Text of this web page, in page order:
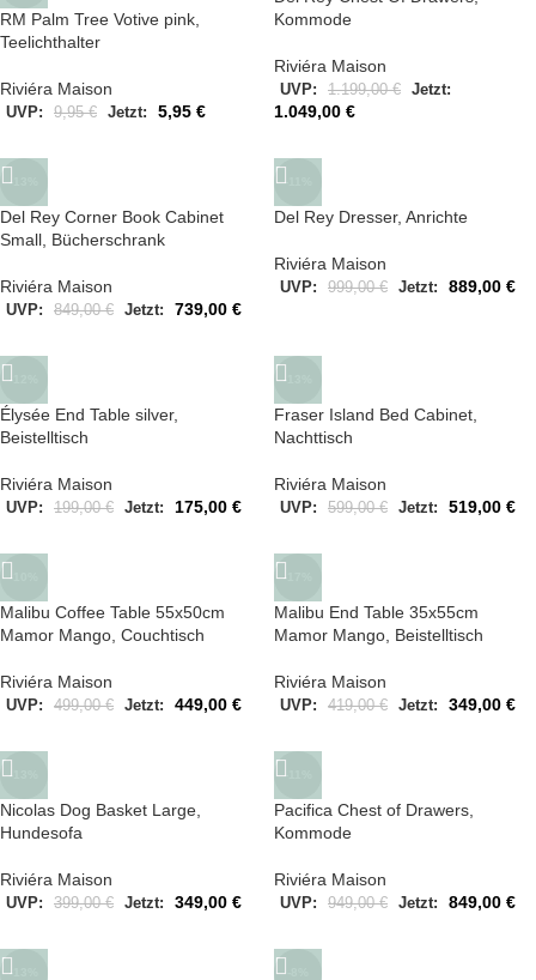
RM Palm Tree Votive pink,
Teelichthalter
Riviéra Maison
UVP: 9,95€ Jetzt: 5,95 €
Kommode
Riviéra Maison
UVP: 1.199,00€ Jetzt:
1.049,00 €
-13%
Del Rey Corner Book Cabinet
Small, Bücherschrank
Riviéra Maison
UVP: 849,00€ Jetzt: 739,00 €
-11%
Del Rey Dresser, Anrichte
Riviéra Maison
UVP: 999,00€ Jetzt: 889,00 €
-12%
Élysée End Table silver,
Beistelltisch
Riviéra Maison
UVP: 199,00€ Jetzt: 175,00 €
-13%
Fraser Island Bed Cabinet,
Nachttisch
Riviéra Maison
UVP: 599,00€ Jetzt: 519,00 €
-10%
Malibu Coffee Table 55x50cm
Mamor Mango, Couchtisch
Riviéra Maison
UVP: 499,00€ Jetzt: 449,00 €
-17%
Malibu End Table 35x55cm
Mamor Mango, Beistelltisch
Riviéra Maison
UVP: 419,00€ Jetzt: 349,00 €
-13%
Nicolas Dog Basket Large,
Hundesofa
Riviéra Maison
UVP: 399,00€ Jetzt: 349,00 €
-11%
Pacifica Chest of Drawers,
Kommode
Riviéra Maison
UVP: 949,00€ Jetzt: 849,00 €
-13%